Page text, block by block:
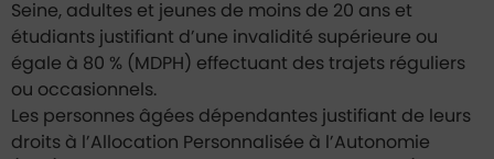
Seine, adultes et jeunes de moins de 20 ans et
étudiants justifiant d’une invalidité supérieure ou
égale à 80 % (MDPH) effectuant des trajets réguliers
ou occasionnels.
Les personnes âgées dépendantes justifiant de leurs
droits à l’Allocation Personnalisée à l’Autonomie